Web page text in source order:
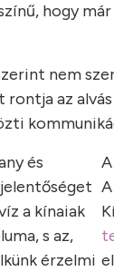
hogy
nem
az
és
a kínaiak
s az,
érzelmi